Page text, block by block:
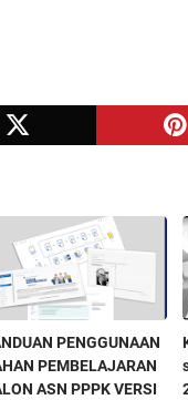
PENGGUNAAN
PEMBELAJARAN
ASN PPPK VERSI